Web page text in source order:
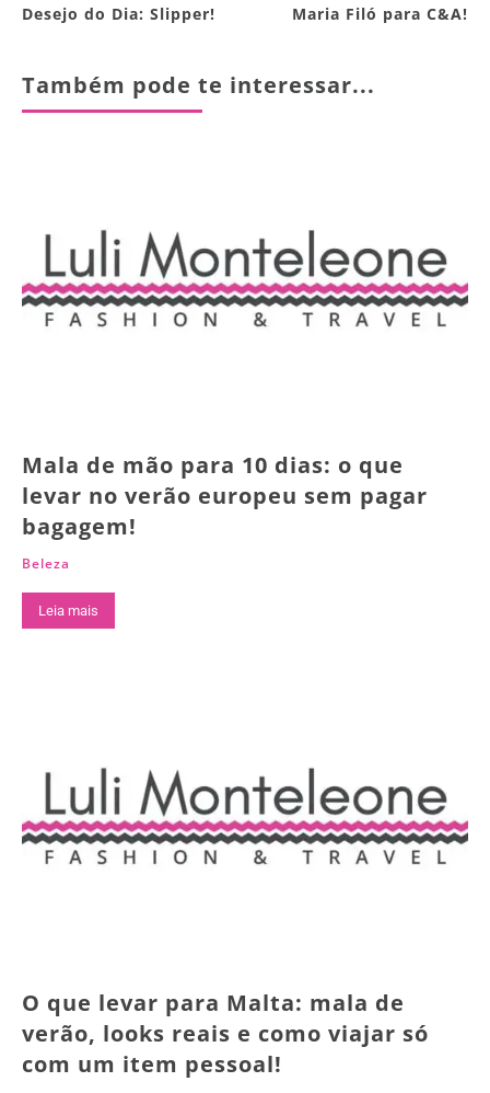
Desejo do Dia: Slipper! Maria Filó para C&A!
Também pode te interessar...
Mala de mão para 10 dias: o que
levar no verão europeu sem pagar
bagagem!
Beleza
Leia mais
O que levar para Malta: mala de
verão, looks reais e como viajar só
com um item pessoal!